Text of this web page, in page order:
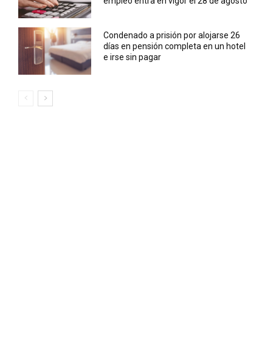
Condenado a prisión por alojarse 26
días en pensión completa en un hotel
e irse sin pagar